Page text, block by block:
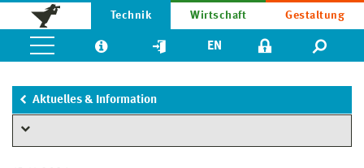
Technik Wirtschaft Gestaltung
EN
Aktuelles & Information